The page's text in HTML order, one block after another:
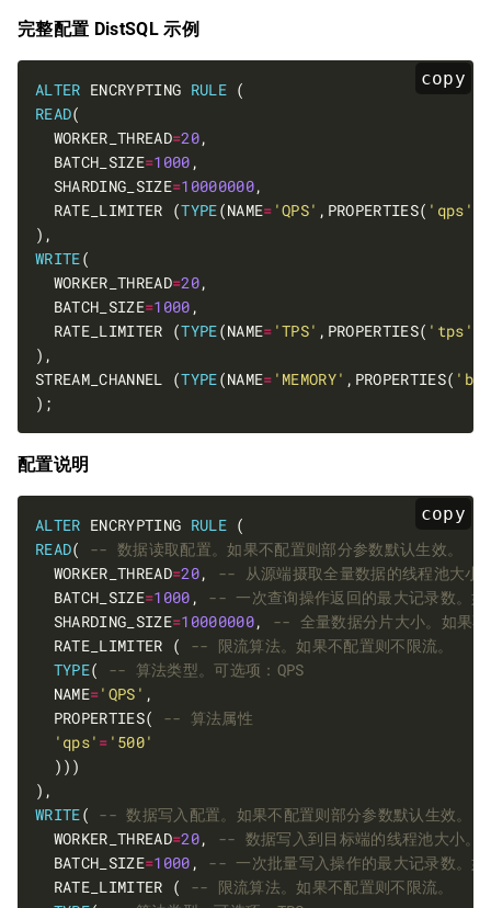
完整配置 DistSQL 示例
copy
ALTER ENCRYPTING RULE
READ
  WORKER_THREAD
=20
  BATCH_SIZE
=1000
  SHARDING_SIZE
=10000000
  RATE_LIMITER (
TYPE(NAME= 'QPS' ,PROPERTIES( 'qps'
WRITE
  WORKER_THREAD
=20
  BATCH_SIZE
=1000
  RATE_LIMITER (
TYPE(NAME= 'TPS' ,PROPERTIES( 'tps'
STREAM_CHANNEL (TYPE(NAME= 'MEMORY' ,PROPERTIES(
配置说明
copy
ALTER ENCRYPTING RULE
READ(
  WORKER_THREAD
=20,
  BATCH_SIZE
=1000 ,
  SHARDING_SIZE
=10000000,
  RATE_LIMITER (
TYPE(
  NAME
='QPS'
  PROPERTIES(
'qps' = '500'
WRITE(
  WORKER_THREAD
=20,
  BATCH_SIZE
=1000 ,
  RATE_LIMITER (